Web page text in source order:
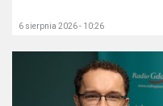
6 sierpnia 2026 - 10:26